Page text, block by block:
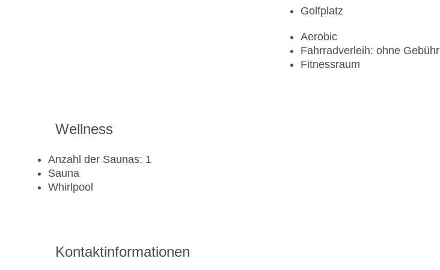
Golfplatz
Aerobic
Fahrradverleih: ohne Gebühr
Fitnessraum
Wellness
Anzahl der Saunas: 1
Sauna
Whirlpool
Kontaktinformationen